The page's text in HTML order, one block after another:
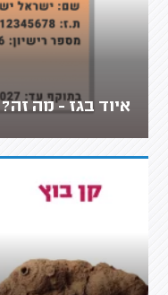
איוד בגז - מה זה?